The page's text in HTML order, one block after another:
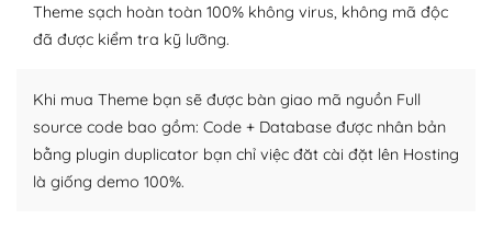
WordPress là nơi lưu trữ cho một diễn đàn cộng đồng
khổng lồ được kiểm duyệt bởi các nhân viên và những
Nếu bạn gặp khó khăn, bạn có thể lên mạng và tìm
kiếm những cộng đồng WordPress, họ sẽ giúp bạn trả
lời, giải đáp vấn đề của bạn.
Theme sạch hoàn toàn 100% không virus, không mã độc
đã được kiểm tra kỹ lưỡng.
Khi mua Theme bạn sẽ được bàn giao mã nguồn Full
source code bao gồm: Code + Database được nhân bản
bằng plugin duplicator bạn chỉ việc đăt cài đặt lên Hosting
là giống demo 100%.